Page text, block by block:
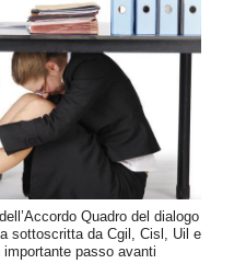
Quadro del dialogo
sottoscritta da Cgil, Cisl, Uil e
passo avanti